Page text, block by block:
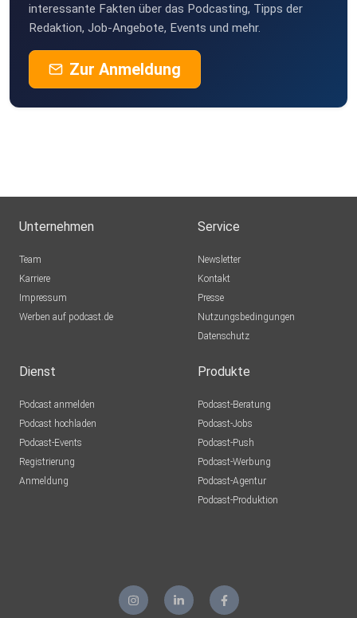
interessante Fakten über das Podcasting, Tipps der
Redaktion, Job-Angebote, Events und mehr.
Zur Anmeldung
Unternehmen
Team
Karriere
Impressum
Werben auf podcast.de
Service
Newsletter
Kontakt
Presse
Nutzungsbedingungen
Datenschutz
Dienst
Podcast anmelden
Podcast hochladen
Podcast-Events
Registrierung
Anmeldung
Produkte
Podcast-Beratung
Podcast-Jobs
Podcast-Push
Podcast-Werbung
Podcast-Agentur
Podcast-Produktion